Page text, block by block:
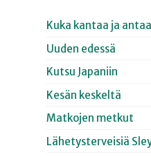
Kuka kantaa ja
Uuden edessä
Kutsu Japaniin
Kesän keskeltä
Matkojen metkut
Lähetysterveisiä